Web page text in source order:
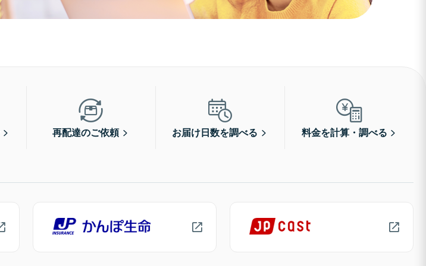
再配達のご依頼 お届け日数を調べる 料金を計算・調べる